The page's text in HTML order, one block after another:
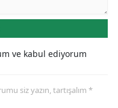
ve kabul ediyorum
siz yazın, tartışalım *